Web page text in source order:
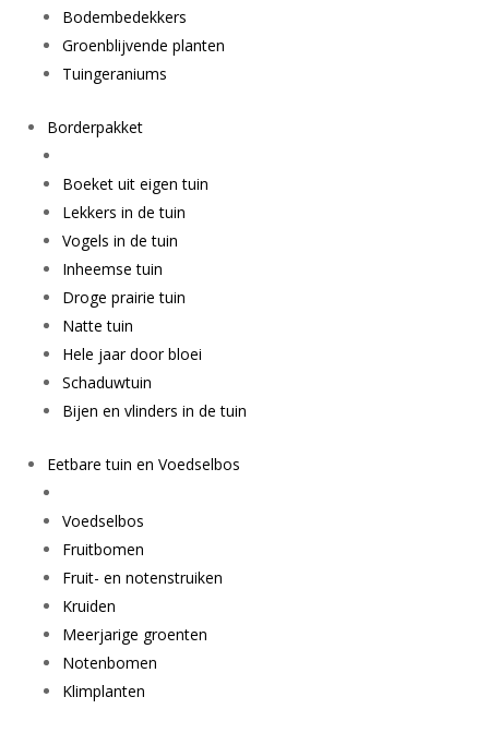
Bodembedekkers
Groenblijvende planten
Tuingeraniums
Borderpakket
Boeket uit eigen tuin
Lekkers in de tuin
Vogels in de tuin
Inheemse tuin
Droge prairie tuin
Natte tuin
Hele jaar door bloei
Schaduwtuin
Bijen en vlinders in de tuin
Eetbare tuin en Voedselbos
Voedselbos
Fruitbomen
Fruit- en notenstruiken
Kruiden
Meerjarige groenten
Notenbomen
Klimplanten